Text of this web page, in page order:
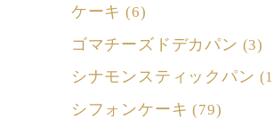
ケーキ (6)
ゴマチーズドデカパン (3)
シナモンスティックパン
シフォンケーキ (79)